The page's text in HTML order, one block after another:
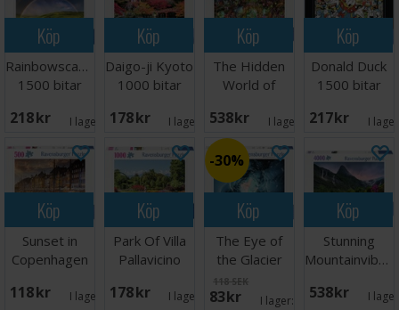
Köp
Rainbowscape
1500 bitar
218 SEK I lager:
Köp
Daigo-ji Kyoto
1000 bitar
178 SEK I lager: 2
Köp
The Hidden
World of
bitar
538 SEK I lager: 1
Köp
Donald Duck
1500 bitar
217 SEK I
Köp
Sunset in
Copenhagen
118 SEK I lager:
Köp
Park Of Villa
Pallavicino
178 SEK I lager: 1
Köp
30%
The Eye of
the Glacier
500 bitar
118 SEK
83 SEK I lager:
Köp
Stunning
Mountainvibes
538 SEK I